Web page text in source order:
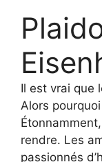
Il est vrai que
Alors
rendre. Les
passionnés